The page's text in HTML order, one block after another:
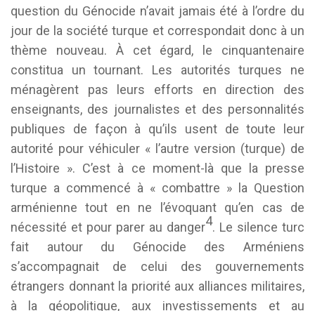
question du Génocide n’avait jamais été à l’ordre du
jour de la société turque et correspondait donc à un
thème nouveau. À cet égard, le cinquantenaire
constitua un tournant. Les autorités turques ne
ménagèrent pas leurs efforts en direction des
enseignants, des journalistes et des personnalités
publiques de façon à qu’ils usent de toute leur
autorité pour véhiculer « l’autre version (turque) de
l’Histoire ». C’est à ce moment-là que la presse
turque a commencé à « combattre » la Question
arménienne tout en ne l’évoquant qu’en cas de
nécessité et pour parer au danger4. Le silence turc
fait autour du Génocide des Arméniens
s’accompagnait de celui des gouvernements
étrangers donnant la priorité aux alliances militaires,
à la géopolitique, aux investissements et au